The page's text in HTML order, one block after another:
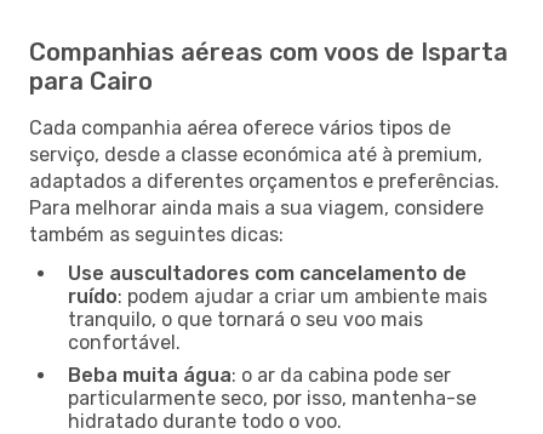
Companhias aéreas com voos de Isparta
para Cairo
Cada companhia aérea oferece vários tipos de
serviço, desde a classe económica até à premium,
adaptados a diferentes orçamentos e preferências.
Para melhorar ainda mais a sua viagem, considere
também as seguintes dicas:
Use auscultadores com cancelamento de
ruído: podem ajudar a criar um ambiente mais
tranquilo, o que tornará o seu voo mais
confortável.
Beba muita água: o ar da cabina pode ser
particularmente seco, por isso, mantenha-se
hidratado durante todo o voo.